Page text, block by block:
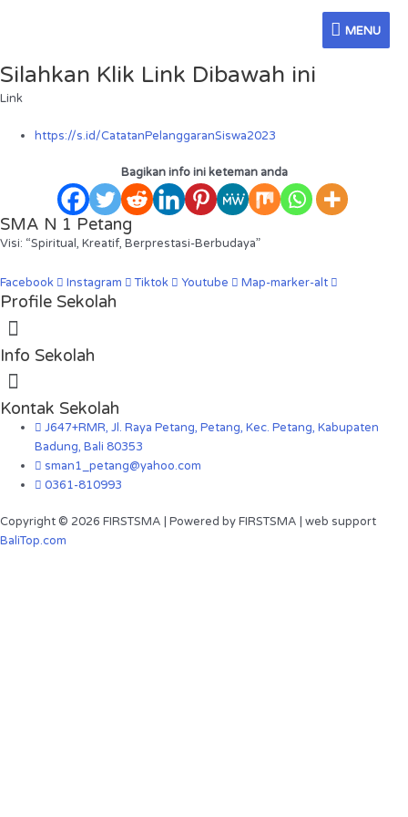
MENU
MENU
Silahkan Klik Link Dibawah ini
Link
https://s.id/CatatanPelanggaranSiswa2023
Bagikan info ini keteman anda
SMA N 1 Petang
Visi: “Spiritual, Kreatif, Berprestasi-Berbudaya”
Facebook Instagram Tiktok Youtube Map-marker-alt
Profile Sekolah
Menu
Info Sekolah
Menu
Kontak Sekolah
J647+RMR, Jl. Raya Petang, Petang, Kec. Petang, Kabupaten
Badung, Bali 80353
sman1_petang@yahoo.com
0361-810993
Copyright © 2026 FIRSTSMA | Powered by FIRSTSMA | web support
BaliTop.com